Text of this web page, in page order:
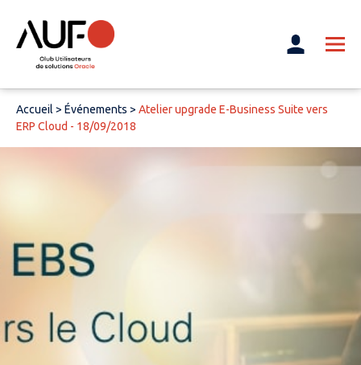
Accueil > Événements > Atelier upgrade E-Business Suite vers
ERP Cloud - 18/09/2018